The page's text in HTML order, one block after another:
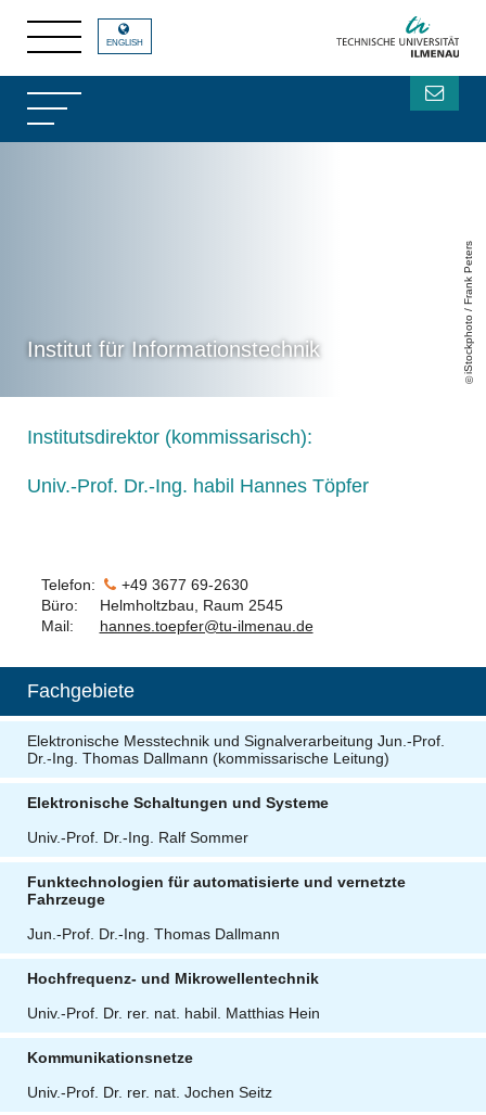
Institut für Informationstechnik iStockphoto / Frank Peters
ENGLISH
Institutsdirektor (kommissarisch):
Univ.-Prof. Dr.-Ing. habil Hannes Töpfer
Telefon: +49 3677 69-2630
Büro: Helmholtzbau, Raum 2545
Mail: hannes.toepfer@tu-ilmenau.de
Fachgebiete
Elektronische Messtechnik und Signalverarbeitung Jun.-Prof.
Dr.-Ing. Thomas Dallmann (kommissarische Leitung)
Elektronische Schaltungen und Systeme
Univ.-Prof. Dr.-Ing. Ralf Sommer
Funktechnologien für automatisierte und vernetzte
Fahrzeuge
Jun.-Prof. Dr.-Ing. Thomas Dallmann
Hochfrequenz- und Mikrowellentechnik
Univ.-Prof. Dr. rer. nat. habil. Matthias Hein
Kommunikationsnetze
Univ.-Prof. Dr. rer. nat. Jochen Seitz